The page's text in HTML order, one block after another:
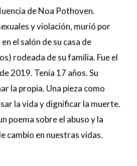
de Noa Pothoven.
y violación, murió por
el salón de su casa de
rodeada de su familia. Fue el
2019. Tenía 17 años. Su
la propia. Una pieza como
la vida y dignificar la muerte.
poema sobre el abuso y la
cambio en nuestras vidas.